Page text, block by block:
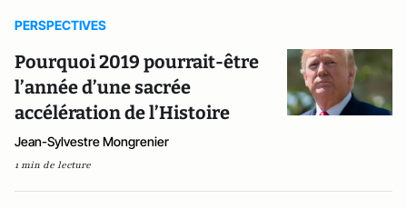
PERSPECTIVES
Pourquoi 2019 pourrait-être
l’année d’une sacrée
accélération de l’Histoire
Jean-Sylvestre Mongrenier
1 min de lecture